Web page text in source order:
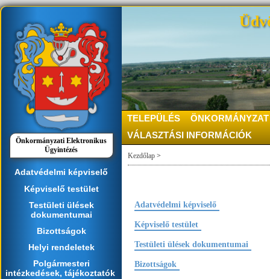
Önkormányzati Elektronikus
Ügyintézés
Adatvédelmi képviselő
Képviselő testület
Testületi ülések
dokumentumai
Bizottságok
Helyi rendeletek
Polgármesteri
intézkedések, tájékoztatók
TELEPÜLÉS
ÖNKORMÁNYZAT
VÁLASZTÁSI INFORMÁCIÓK
Kezdőlap >
Adatvédelmi képviselő
Képviselő testület
Testületi ülések dokumentumai
Bizottságok